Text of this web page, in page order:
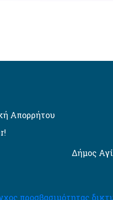
Απορρήτου
Δήμος
προσβασιμότητας